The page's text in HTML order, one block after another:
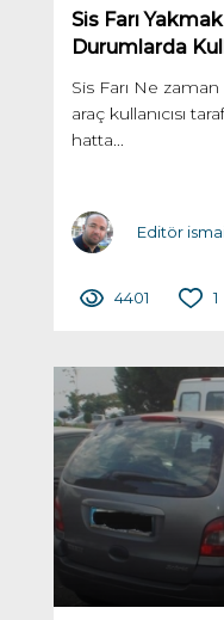
Sis Farı
Durumlarda
Sis Farı Ne zaman
araç kullanıcısı
hatta...
Editör
4401 1